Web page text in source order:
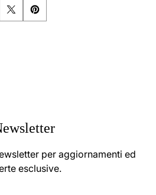
per aggiornamenti ed
esclusive.